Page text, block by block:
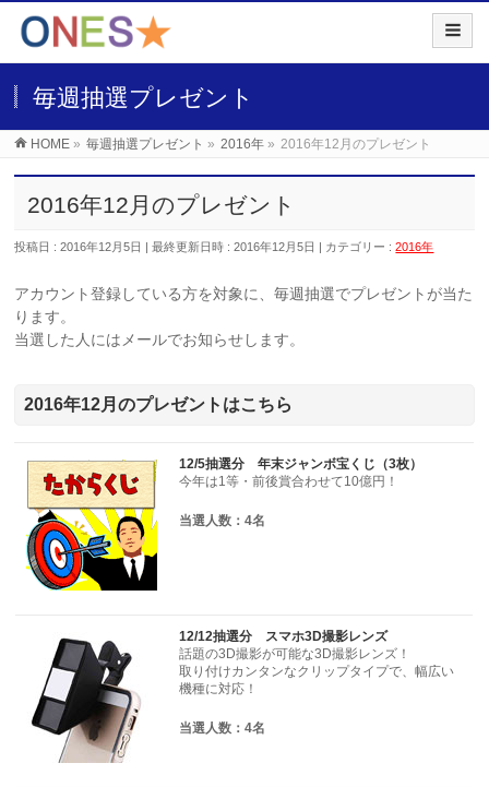
毎週抽選プレゼント
HOME » 毎週抽選プレゼント » 2016年 » 2016年12月のプレゼント
2016年12月のプレゼント
投稿日 : 2016年12月5日 最終更新日時 : 2016年12月5日 カテゴリー :2016年
アカウント登録している方を対象に、毎週抽選でプレゼントが当た
ります。
当選した人にはメールでお知らせします。
2016年12月のプレゼントはこちら
12/5抽選分 年末ジャンボ宝くじ（3枚）
今年は1等・前後賞合わせて10億円！
当選人数：4名
12/12抽選分 スマホ3D撮影レンズ
話題の3D撮影が可能な3D撮影レンズ！
取り付けカンタンなクリップタイプで、幅広い
機種に対応！
当選人数：4名